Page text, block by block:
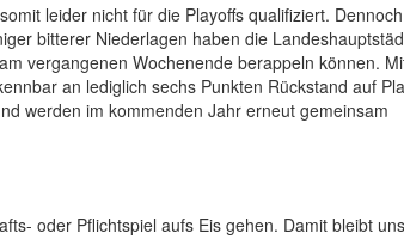
leider nicht für die Playoffs qualifiziert. Dennoch
bitterer Niederlagen haben die
vergangenen Wochenende berappeln können.
an lediglich sechs Punkten Rückstand auf
werden im kommenden Jahr erneut gemeinsam
oder Pflichtspiel aufs Eis gehen. Damit bleibt